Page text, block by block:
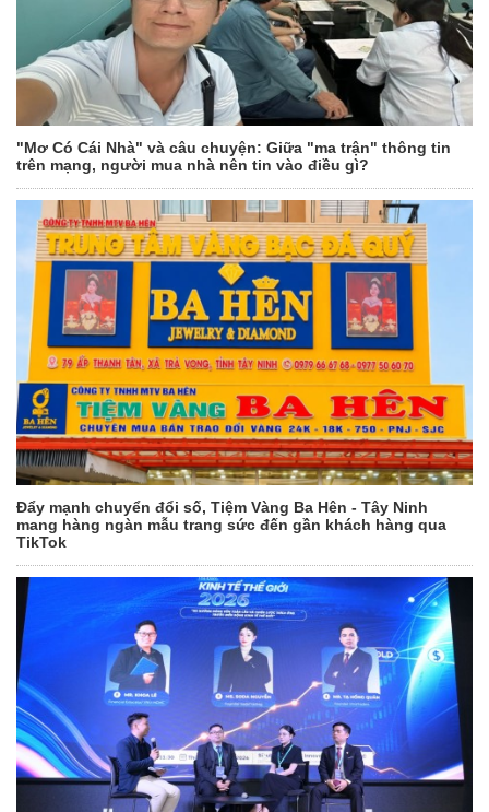
"Mơ Có Cái Nhà" và câu chuyện: Giữa "ma trận" thông tin
trên mạng, người mua nhà nên tin vào điều gì?
Đẩy mạnh chuyển đổi số, Tiệm Vàng Ba Hên - Tây Ninh
mang hàng ngàn mẫu trang sức đến gần khách hàng qua
TikTok